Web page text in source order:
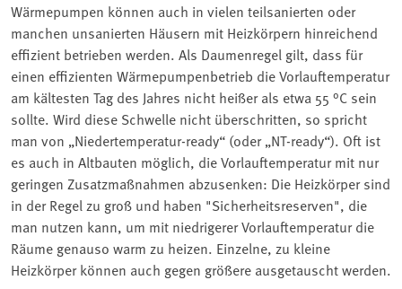
Wärmepumpen können auch in vielen teilsanierten oder
manchen unsanierten Häusern mit Heizkörpern hinreichend
effizient betrieben werden. Als Daumenregel gilt, dass für
einen effizienten Wärmepumpenbetrieb die Vorlauftemperatur
am kältesten Tag des Jahres nicht heißer als etwa 55 °C sein
sollte. Wird diese Schwelle nicht überschritten, so spricht
man von „Niedertemperatur-ready“ (oder „NT-ready“). Oft ist
es auch in Altbauten möglich, die Vorlauftemperatur mit nur
geringen Zusatzmaßnahmen abzusenken: Die Heizkörper sind
in der Regel zu groß und haben "Sicherheitsreserven", die
man nutzen kann, um mit niedrigerer Vorlauftemperatur die
Räume genauso warm zu heizen. Einzelne, zu kleine
Heizkörper können auch gegen größere ausgetauscht werden.